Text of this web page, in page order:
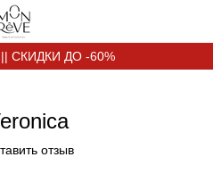
|| СКИДКИ ДО -60%
отзыв